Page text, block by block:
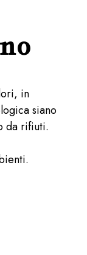
in
siano
da rifiuti.